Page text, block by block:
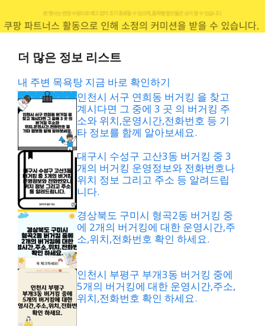
더 많은 정보 리스트
내 주변 목욕탕 지금 바로 확인하기
인천시 서구 연희동 버거킹 을 찾고
계시다면 그 중에 3 곳 의 버거킹 주
소와 위치,운영시간,전화번호 등 기
타 정보를 함께 알아보세요.
대구시 수성구 고산3동 버거킹 중 3
개의 버거킹 운영정보와 전화번호나
위치 정보 그리고 주소 등 알려드립
니다.
경상북도 구미시 형곡2동 버거킹 중
에 2개의 버거킹에 대한 운영시간,주
소,위치,전화번호 확인 하세요.
인천시 부평구 부개3동 버거킹 중에
5개의 버거킹에 대한 운영시간,주소,
위치,전화번호 확인 하세요.